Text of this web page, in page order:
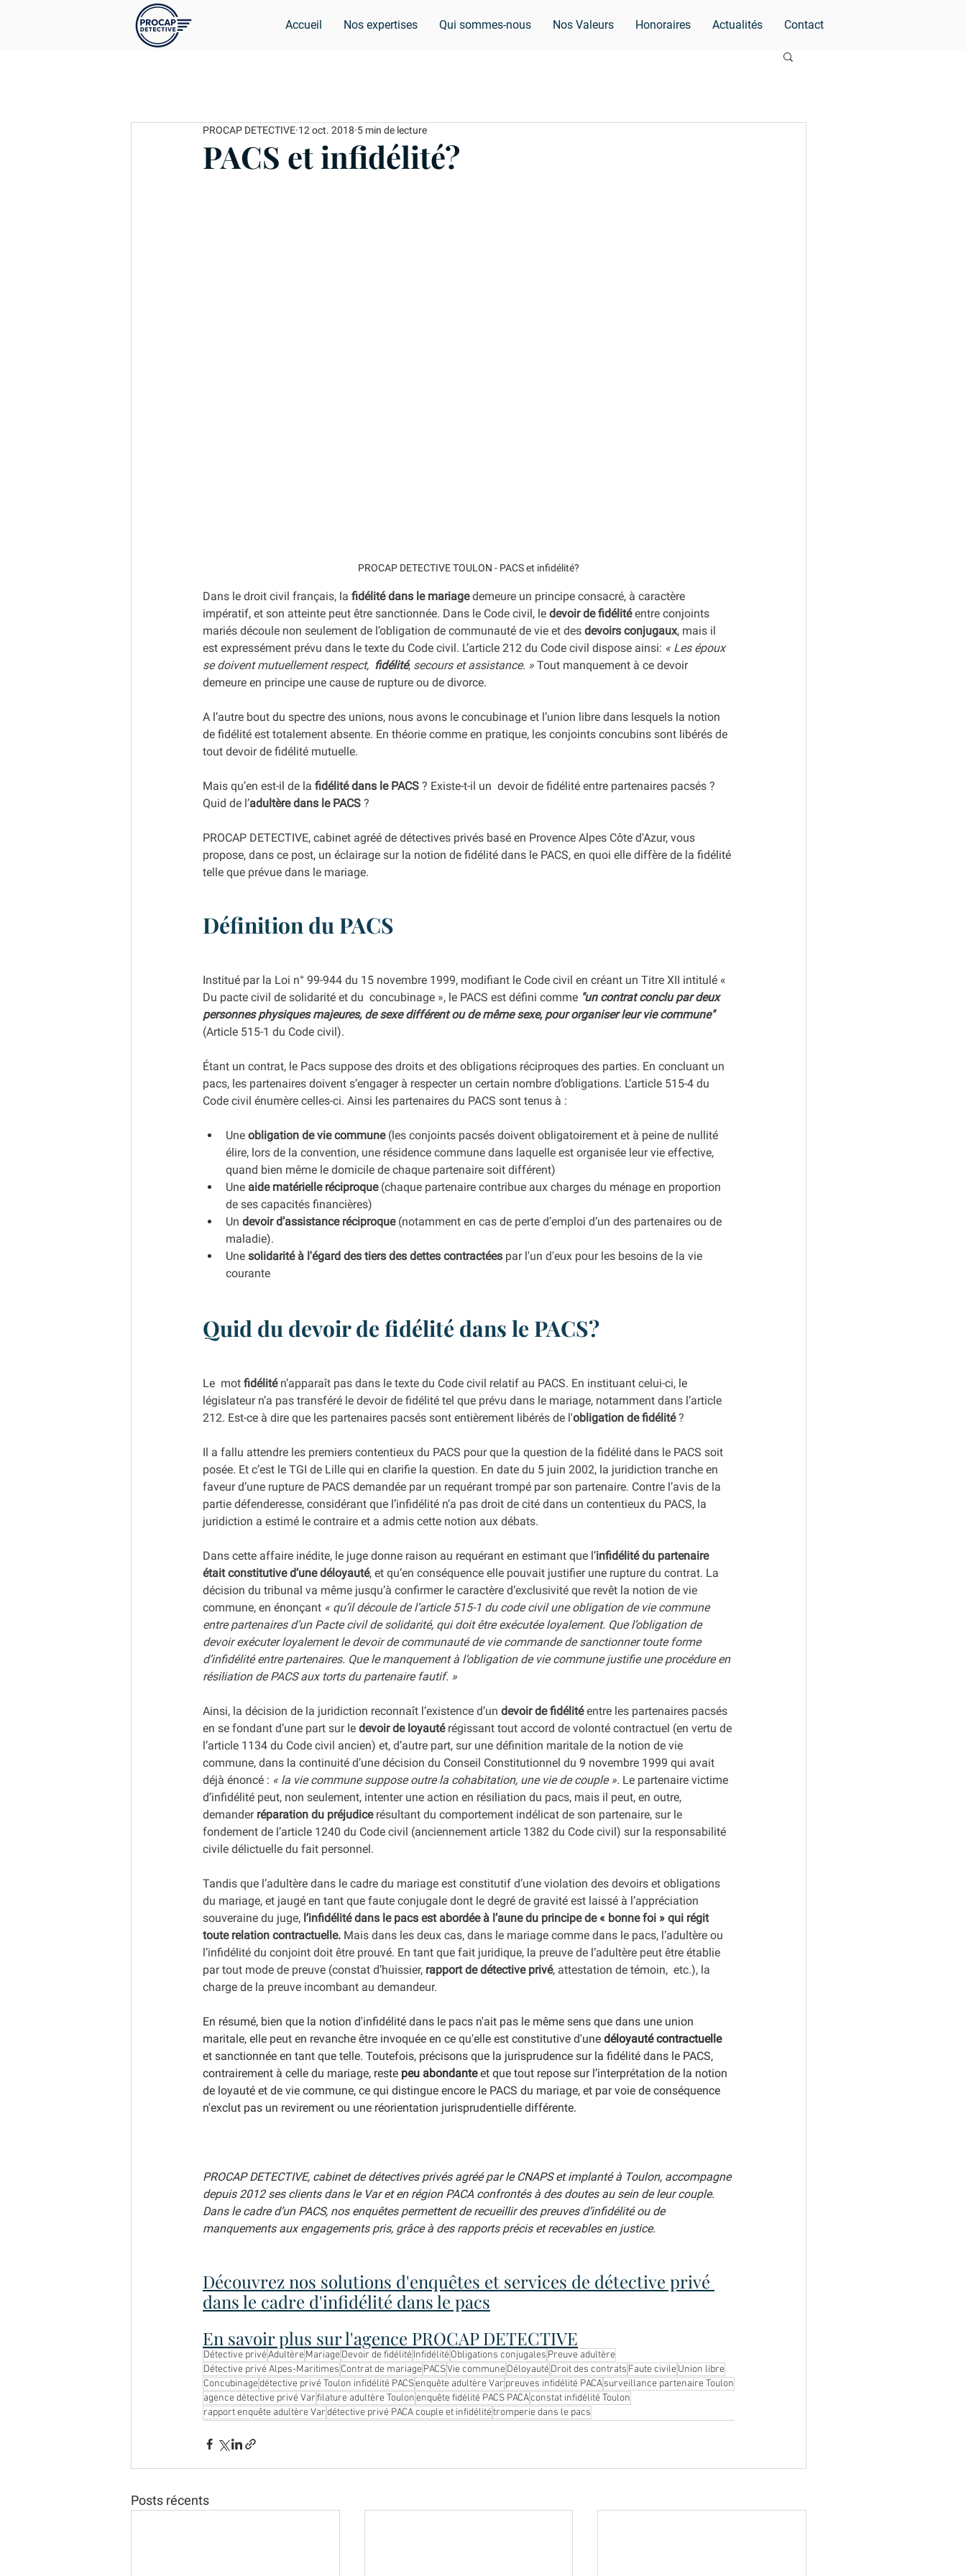
Accueil Nos expertises Qui sommes-nous Nos Valeurs Honoraires Actualités Contact
PACS et infidélité?
PROCAP DETECTIVE 12 oct. 2018 5 min de lecture
PROCAP DETECTIVE TOULON - PACS et infidélité?
Dans le droit civil français, la fidélité dans le mariage demeure un principe consacré, à caractère
impératif, et son atteinte peut être sanctionnée. Dans le Code civil, le devoir de fidélité entre conjoints
mariés découle non seulement de l’obligation de communauté de vie et des devoirs conjugaux, mais il
est expressément prévu dans le texte du Code civil. L’article 212 du Code civil dispose ainsi: « Les époux
se doivent mutuellement respect, fidélité, secours et assistance. » Tout manquement à ce devoir
demeure en principe une cause de rupture ou de divorce.
A l’autre bout du spectre des unions, nous avons le concubinage et l’union libre dans lesquels la notion
de fidélité est totalement absente. En théorie comme en pratique, les conjoints concubins sont libérés de
tout devoir de fidélité mutuelle.
Mais qu’en est-il de la fidélité dans le PACS ? Existe-t-il un  devoir de fidélité entre partenaires pacsés ?
Quid de l’adultère dans le PACS ?
PROCAP DETECTIVE, cabinet agréé de détectives privés basé en Provence Alpes Côte d'Azur, vous
propose, dans ce post, un éclairage sur la notion de fidélité dans le PACS, en quoi elle diffère de la fidélité
telle que prévue dans le mariage.
Définition du PACS
Institué par la Loi n° 99-944 du 15 novembre 1999, modifiant le Code civil en créant un Titre XII intitulé «
Du pacte civil de solidarité et du  concubinage », le PACS est défini comme "un contrat conclu par deux
personnes physiques majeures, de sexe différent ou de même sexe, pour organiser leur vie commune"
(Article 515-1 du Code civil).
Étant un contrat, le Pacs suppose des droits et des obligations réciproques des parties. En concluant un
pacs, les partenaires doivent s’engager à respecter un certain nombre d’obligations. L’article 515-4 du
Code civil énumère celles-ci. Ainsi les partenaires du PACS sont tenus à :
Une obligation de vie commune (les conjoints pacsés doivent obligatoirement et à peine de nullité
élire, lors de la convention, une résidence commune dans laquelle est organisée leur vie effective,
quand bien même le domicile de chaque partenaire soit différent)
Une aide matérielle réciproque (chaque partenaire contribue aux charges du ménage en proportion
de ses capacités financières)
Un devoir d’assistance réciproque (notamment en cas de perte d’emploi d’un des partenaires ou de
maladie).
Une solidarité à l'égard des tiers des dettes contractées par l'un d'eux pour les besoins de la vie
courante
Quid du devoir de fidélité dans le PACS?
Le  mot fidélité n’apparaît pas dans le texte du Code civil relatif au PACS. En instituant celui-ci, le
législateur n’a pas transféré le devoir de fidélité tel que prévu dans le mariage, notamment dans l’article
212. Est-ce à dire que les partenaires pacsés sont entièrement libérés de l'obligation de fidélité ?
Il a fallu attendre les premiers contentieux du PACS pour que la question de la fidélité dans le PACS soit
posée. Et c’est le TGI de Lille qui en clarifie la question. En date du 5 juin 2002, la juridiction tranche en
faveur d’une rupture de PACS demandée par un requérant trompé par son partenaire. Contre l’avis de la
partie défenderesse, considérant que l’infidélité n’a pas droit de cité dans un contentieux du PACS, la
juridiction a estimé le contraire et a admis cette notion aux débats.
Dans cette affaire inédite, le juge donne raison au requérant en estimant que l’infidélité du partenaire
était constitutive d’une déloyauté, et qu’en conséquence elle pouvait justifier une rupture du contrat. La
décision du tribunal va même jusqu’à confirmer le caractère d’exclusivité que revêt la notion de vie
commune, en énonçant « qu’il découle de l’article 515-1 du code civil une obligation de vie commune
entre partenaires d’un Pacte civil de solidarité, qui doit être exécutée loyalement. Que l’obligation de
devoir exécuter loyalement le devoir de communauté de vie commande de sanctionner toute forme
d’infidélité entre partenaires. Que le manquement à l’obligation de vie commune justifie une procédure en
résiliation de PACS aux torts du partenaire fautif. »
Ainsi, la décision de la juridiction reconnaît l’existence d’un devoir de fidélité entre les partenaires pacsés
en se fondant d’une part sur le devoir de loyauté régissant tout accord de volonté contractuel (en vertu de
l’article 1134 du Code civil ancien) et, d’autre part, sur une définition maritale de la notion de vie
commune, dans la continuité d’une décision du Conseil Constitutionnel du 9 novembre 1999 qui avait
déjà énoncé : « la vie commune suppose outre la cohabitation, une vie de couple ». Le partenaire victime
d’infidélité peut, non seulement, intenter une action en résiliation du pacs, mais il peut, en outre,
demander réparation du préjudice résultant du comportement indélicat de son partenaire, sur le
fondement de l’article 1240 du Code civil (anciennement article 1382 du Code civil) sur la responsabilité
civile délictuelle du fait personnel.
Tandis que l’adultère dans le cadre du mariage est constitutif d’une violation des devoirs et obligations
du mariage, et jaugé en tant que faute conjugale dont le degré de gravité est laissé à l’appréciation
souveraine du juge, l’infidélité dans le pacs est abordée à l’aune du principe de « bonne foi » qui régit
toute relation contractuelle. Mais dans les deux cas, dans le mariage comme dans le pacs, l’adultère ou
l’infidélité du conjoint doit être prouvé. En tant que fait juridique, la preuve de l’adultère peut être établie
par tout mode de preuve (constat d’huissier, rapport de détective privé, attestation de témoin,  etc.), la
charge de la preuve incombant au demandeur.
En résumé, bien que la notion d'infidélité dans le pacs n'ait pas le même sens que dans une union
maritale, elle peut en revanche être invoquée en ce qu'elle est constitutive d'une déloyauté contractuelle
et sanctionnée en tant que telle. Toutefois, précisons que la jurisprudence sur la fidélité dans le PACS,
contrairement à celle du mariage, reste peu abondante et que tout repose sur l’interprétation de la notion
de loyauté et de vie commune, ce qui distingue encore le PACS du mariage, et par voie de conséquence
n'exclut pas un revirement ou une réorientation jurisprudentielle différente.
PROCAP DETECTIVE, cabinet de détectives privés agréé par le CNAPS et implanté à Toulon, accompagne
depuis 2012 ses clients dans le Var et en région PACA confrontés à des doutes au sein de leur couple.
Dans le cadre d’un PACS, nos enquêtes permettent de recueillir des preuves d’infidélité ou de
manquements aux engagements pris, grâce à des rapports précis et recevables en justice.
Découvrez nos solutions d'enquêtes et services de détective privé
dans le cadre d'infidélité dans le pacs
En savoir plus sur l'agence PROCAP DETECTIVE
Détective privéAdultèreMariageDevoir de fidélitéInfidélitéObligations conjugales Preuve adultère
Détective privé Alpes-Maritimes Contrat de mariagePACSVie communeDéloyautéDroit des contrats Faute civileUnion libre
Concubinagedétective privé Toulon infidélité PACSenquête adultère Var preuves infidélité PACAsurveillance partenaire Toulon
agence détective privé Varfilature adultère Toulonenquête fidélité PACS PACAconstat infidélité Toulon
rapport enquête adultère Vardétective privé PACA couple et infidélitétromperie dans le pacs
Posts récents